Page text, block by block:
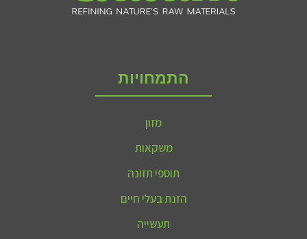
התמחויות
מזון
משקאות
תוספי תזונה
הזנת בעלי חיים
תעשייה